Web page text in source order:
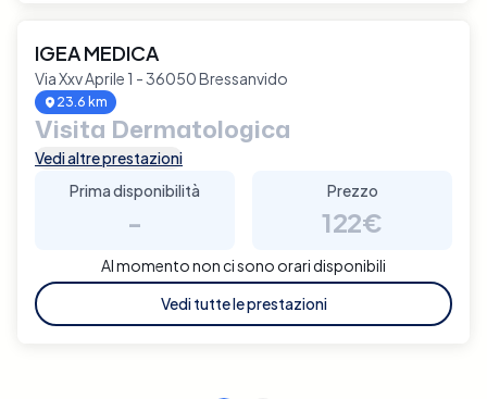
IGEA MEDICA
Via Xxv Aprile 1 - 36050 Bressanvido
23.6 km
Visita Dermatologica
Vedi altre prestazioni
Prima disponibilità
-
Prezzo
122€
Al momento non ci sono orari disponibili
Vedi tutte le prestazioni